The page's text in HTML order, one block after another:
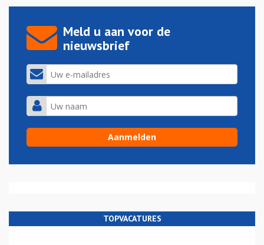
Meld u aan voor de
nieuwsbrief
TOPVACATURES